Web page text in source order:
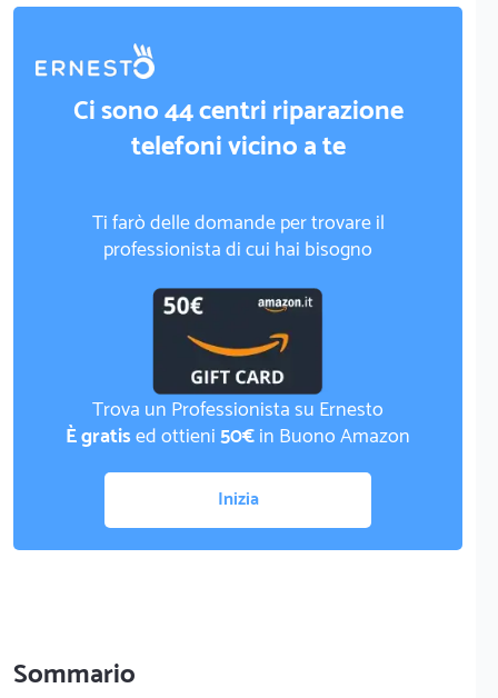
Ci sono 44 centri riparazione
telefoni vicino a te
Ti farò delle domande per trovare il
professionista di cui hai bisogno
Trova un Professionista su Ernesto
È gratised ottieni50€in Buono Amazon
Inizia
Sommario